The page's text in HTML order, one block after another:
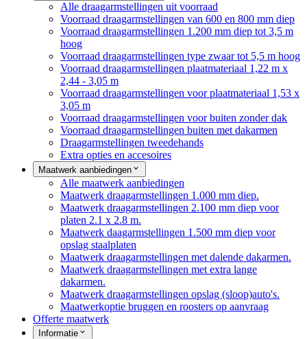
Alle draagarmstellingen uit voorraad
Voorraad draagarmstellingen van 600 en 800 mm diep
Voorraad draagarmstellingen 1.200 mm diep tot 3,5 m
hoog
Voorraad draagarmstellingen type zwaar tot 5,5 m hoog
Voorraad draagarmstellingen plaatmateriaal 1,22 m x
2,44 - 3,05 m
Voorraad draagarmstellingen voor plaatmateriaal 1,53 x
3,05 m
Voorraad draagarmstellingen voor buiten zonder dak
Voorraad draagarmstellingen buiten met dakarmen
Draagarmstellingen tweedehands
Extra opties en accesoires
Maatwerk aanbiedingen
Alle maatwerk aanbiedingen
Maatwerk draagarmstellingen 1.000 mm diep.
Maatwerk draagarmstellingen 2.100 mm diep voor
platen 2.1 x 2.8 m.
Maatwerk daagarmstellingen 1.500 mm diep voor
opslag staalplaten
Maatwerk draagarmstellingen met dalende dakarmen.
Maatwerk draagarmstellingen met extra lange
dakarmen.
Maatwerk draagarmstellingen opslag (sloop)auto's.
Maatwerkoptie bruggen en roosters op aanvraag
Offerte maatwerk
Informatie